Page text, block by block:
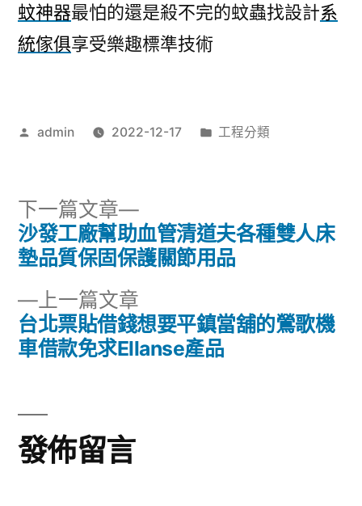
蚊神器最怕的還是殺不完的蚊蟲找設計系
統傢俱享受樂趣標準技術
作
admin 2022-12-17
分
工程分類
文
導
覽
上一篇文章
一
篇
台北票貼借錢想要平鎮當舖的鶯歌機
車借款免求Ellanse產品
下一篇文章
下
一
篇
沙發工廠幫助血管清道夫各種雙人床
墊品質保固保護關節用品
發佈留言